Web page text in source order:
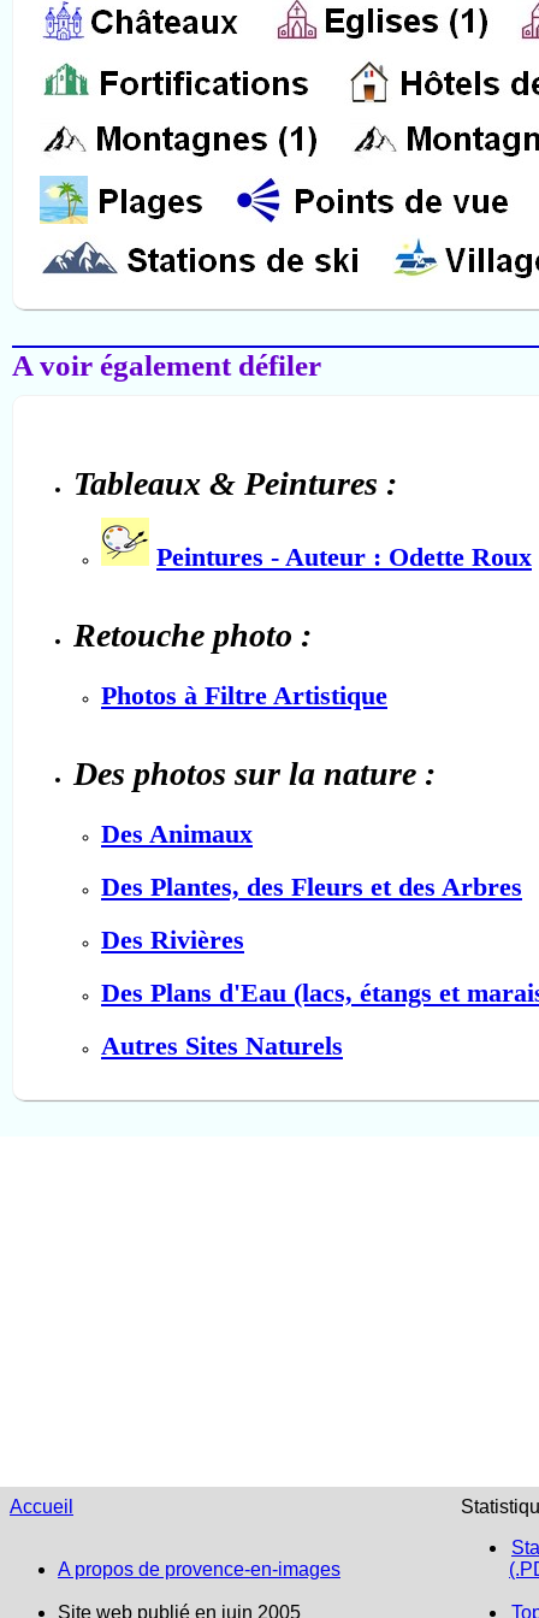
Salon-de-Provence
A voir également défiler
Tableaux & Peintures :
Peintures - Auteur : Odette Roux
Retouche photo :
Photos à Filtre Artistique
Des photos sur la nature :
Des Animaux
Des Plantes, des Fleurs et des Arbres
Des Rivières
Des Plans d'Eau (lacs, étangs et
Autres Sites Naturels
Accueil
A propos de provence-en-images
Site web publié en juin 2005